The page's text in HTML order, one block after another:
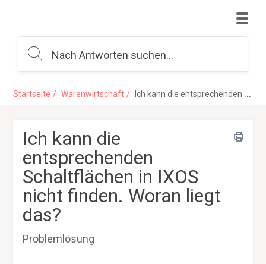
Startseite Warenwirtschaft Ich kann die entsprechenden Schaltflächen in IXOS nicht finden. Woran liegt das?
Ich kann die
entsprechenden
Schaltflächen in IXOS
nicht finden. Woran liegt
das?
Problemlösung